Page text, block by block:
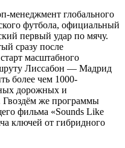
менеджмент глобального
футбола, официальный
первый удар по мячу.
сразу после
масштабного
Лиссабон — Мадрид
более чем 1000-
дорожных и
Гвоздём же программы
фильма «Sounds Like
ключей от гибридного